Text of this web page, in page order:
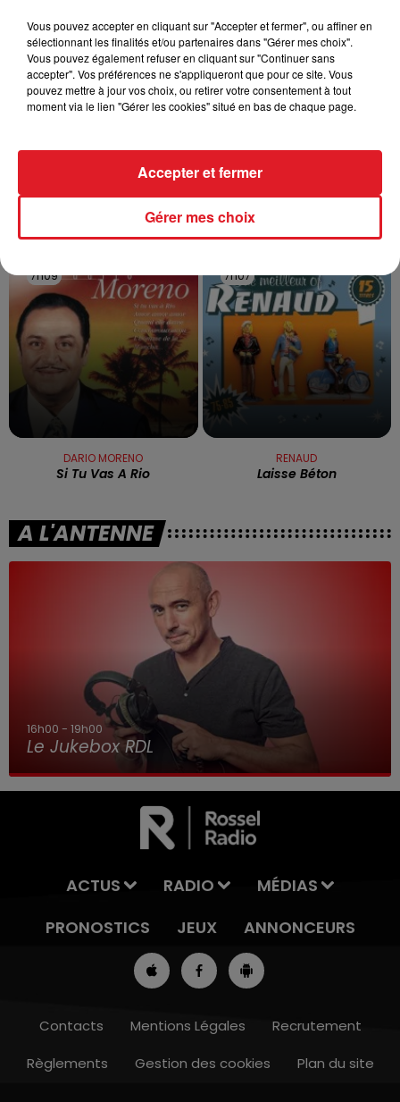
13h00 - 16h00
13 juillet 2026
WINGLES: UN JEUNE PERD LA VIE, NOYÉ À
La victime a coulé à pic
TITRES DIFFUSÉS
7h09
7h09
DARIO MORENO
Si Tu Vas A Rio
7h07
7h07
RENAUD
Laisse Béton
A L'ANTENNE
7h00 - 10h00
Debout c'est l'heure
ACTUS RADIO
MÉDIAS
PRONOSTICS
JEUX ANNONCEURS
Contacts Mentions Légales
Recrutement
Règlements
Gestion des cookies Plan du site
Vous pouvez accepter en cliquant sur "Accepter et fermer", ou affiner en
sélectionnant les finalités et/ou partenaires dans "Gérer mes choix".
Vous pouvez également refuser en cliquant sur "Continuer sans
accepter". Vos préférences ne s'appliqueront que pour ce site. Vous
pouvez mettre à jour vos choix, ou retirer votre consentement à tout
moment via le lien "Gérer les cookies" situé en bas de chaque page.
Gérer mes choix
Accepter et fermer